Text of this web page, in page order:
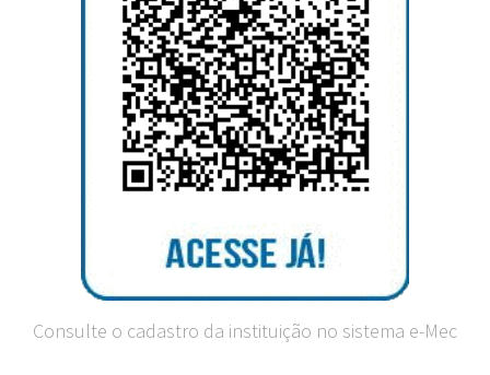
Consulte o cadastro da instituição no sistema e-Mec